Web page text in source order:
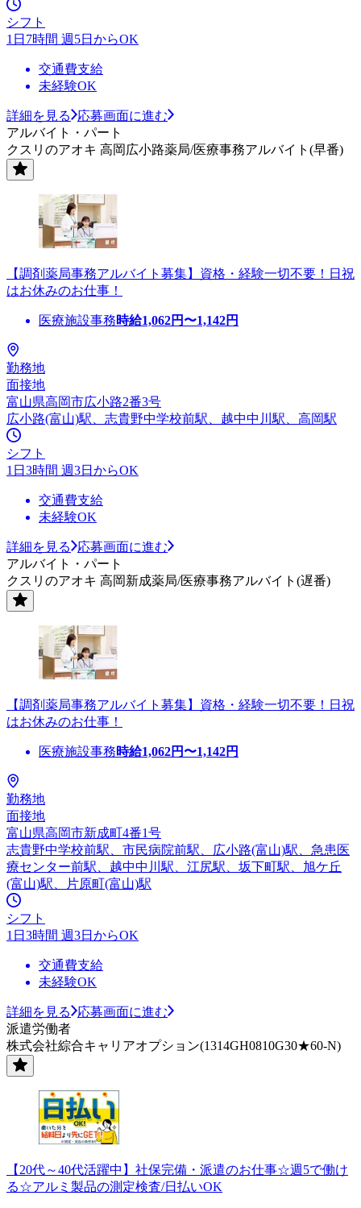
シフト
1日7時間 週5日からOK
交通費支給
未経験OK
詳細を見る
応募画面に進む
アルバイト・パート
クスリのアオキ 高岡広小路薬局/医療事務アルバイト(早番)
【調剤薬局事務アルバイト募集】資格・経験一切不要！日祝
はお休みのお仕事！
医療施設事務時給1,062円〜1,142円
勤務地
面接地
富山県高岡市広小路2番3号
広小路(富山)駅、志貴野中学校前駅、越中中川駅、高岡駅
シフト
1日3時間 週3日からOK
交通費支給
未経験OK
詳細を見る
応募画面に進む
アルバイト・パート
クスリのアオキ 高岡新成薬局/医療事務アルバイト(遅番)
【調剤薬局事務アルバイト募集】資格・経験一切不要！日祝
はお休みのお仕事！
医療施設事務時給1,062円〜1,142円
勤務地
面接地
富山県高岡市新成町4番1号
志貴野中学校前駅、市民病院前駅、広小路(富山)駅、急患医
療センター前駅、越中中川駅、江尻駅、坂下町駅、旭ケ丘
(富山)駅、片原町(富山)駅
シフト
1日3時間 週3日からOK
交通費支給
未経験OK
詳細を見る
応募画面に進む
派遣労働者
株式会社綜合キャリアオプション(1314GH0810G30★60-N)
【20代～40代活躍中】社保完備・派遣のお仕事☆週5で働け
る☆アルミ製品の測定検査/日払いOK